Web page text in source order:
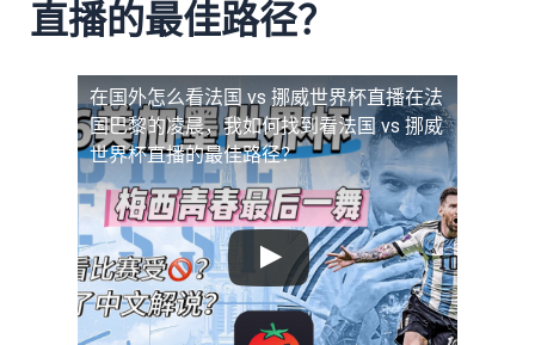
直播的最佳路径？
在国外怎么看法国 vs 挪威世界杯直播在法
国巴黎的凌晨，我如何找到看法国 vs 挪威
世界杯直播的最佳路径？